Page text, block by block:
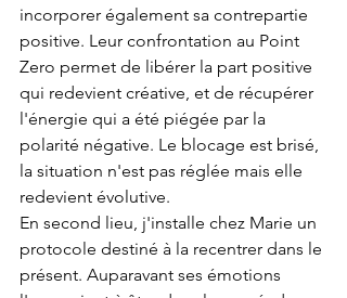
incorporer également sa contrepartie
positive. Leur confrontation au Point
Zero permet de libérer la part positive
qui redevient créative, et de récupérer
l'énergie qui a été piégée par la
polarité négative. Le blocage est brisé,
la situation n'est pas réglée mais elle
redevient évolutive.
En second lieu, j'installe chez Marie un
protocole destiné à la recentrer dans le
présent. Auparavant ses émotions